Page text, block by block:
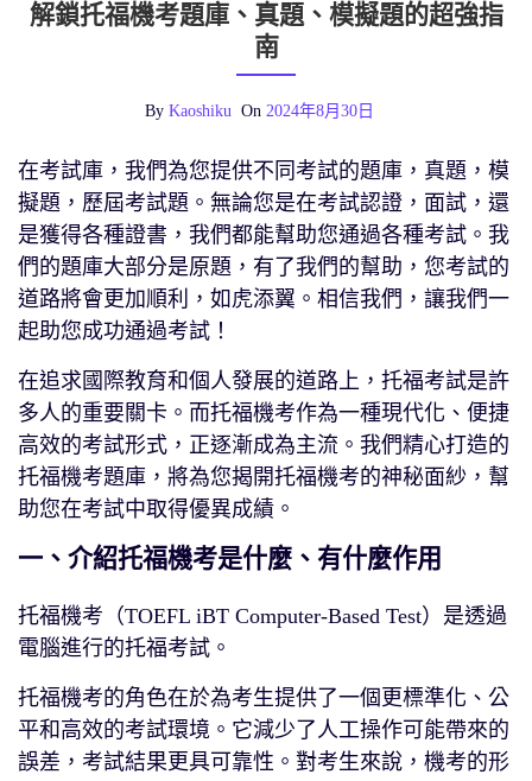
解鎖托福機考題庫、真題、模擬題的超強指
南
By Kaoshiku On 2024年8月30日
在考試庫，我們為您提供不同考試的題庫，真題，模
擬題，歷屆考試題。無論您是在考試認證，面試，還
是獲得各種證書，我們都能幫助您通過各種考試。我
們的題庫大部分是原題，有了我們的幫助，您考試的
道路將會更加順利，如虎添翼。相信我們，讓我們一
起助您成功通過考試！
在追求國際教育和個人發展的道路上，托福考試是許
多人的重要關卡。而托福機考作為一種現代化、便捷
高效的考試形式，正逐漸成為主流。我們精心打造的
托福機考題庫，將為您揭開托福機考的神秘面紗，幫
助您在考試中取得優異成績。
一、介紹托福機考是什麼、有什麼作用
托福機考（TOEFL iBT Computer-Based Test）是透過
電腦進行的托福考試。
托福機考的角色在於為考生提供了一個更標準化、公
平和高效的考試環境。它減少了人工操作可能帶來的
誤差，考試結果更具可靠性。對考生來說，機考的形